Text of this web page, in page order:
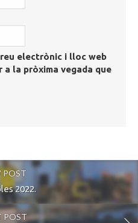
electrònic i lloc web
a la pròxima vegada que
POST
2022.
POST